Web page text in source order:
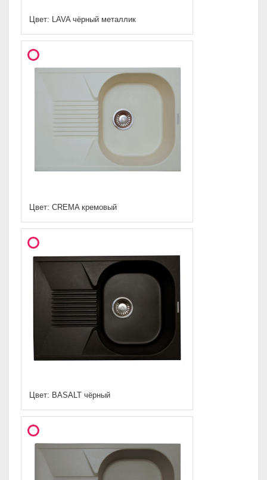
Цвет: LAVA чёрный металлик
Цвет: CREMA кремовый
Цвет: BASALT чёрный